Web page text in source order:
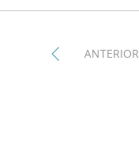
ANTERIOR